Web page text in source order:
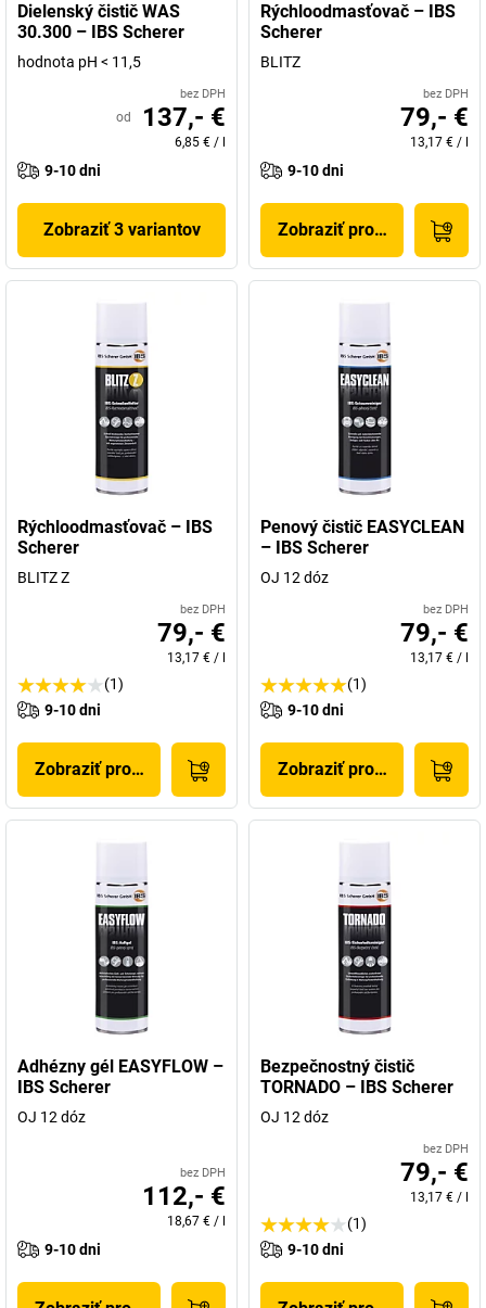
Dielenský čistič WAS
30.300 – IBS Scherer
hodnota pH < 11,5
bez DPH
od 137,- €
6,85 € /
9-10 dni
Zobraziť 3 variantov
Rýchloodmasťovač – IBS
Scherer
BLITZ
bez DPH
79,- €
13,17 € /
9-10 dni
Zobraziť produkt
Rýchloodmasťovač – IBS
Scherer
BLITZ Z
bez DPH
79,- €
13,17 € /
(1)
9-10 dni
Zobraziť produkt
Penový čistič EASYCLEAN
– IBS Scherer
OJ 12 dóz
bez DPH
79,- €
13,17 € /
(1)
9-10 dni
Zobraziť produkt
Adhézny gél EASYFLOW –
IBS Scherer
OJ 12 dóz
bez DPH
112,- €
18,67 € /
9-10 dni
Bezpečnostný čistič
TORNADO – IBS Scherer
OJ 12 dóz
bez DPH
79,- €
13,17 € /
(1)
9-10 dni